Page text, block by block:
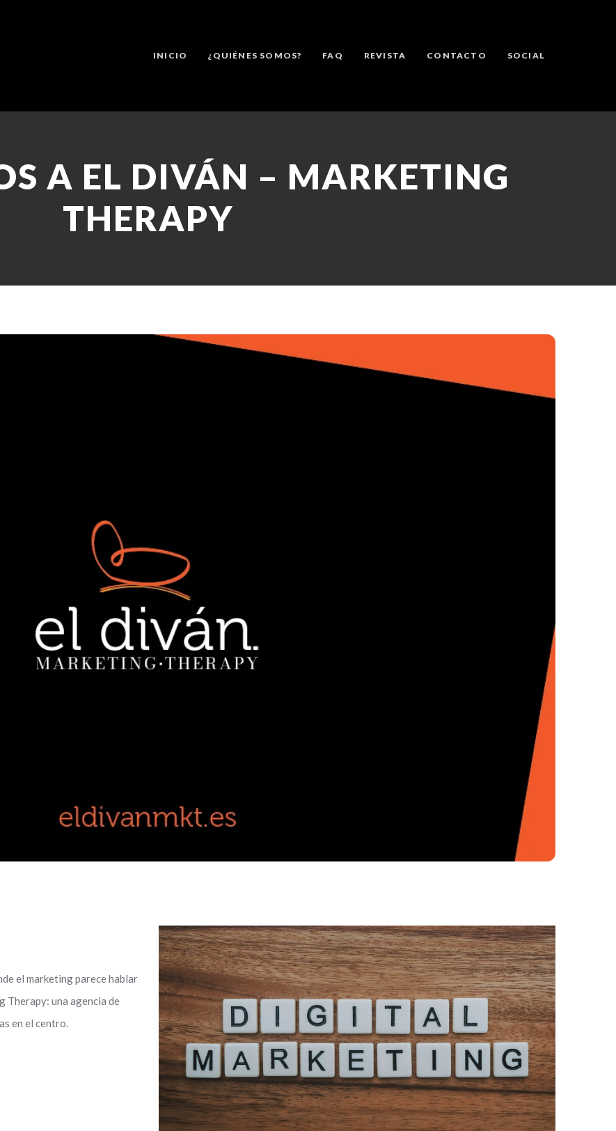
INICIO ¿QUIÉNES SOMOS? FAQ REVISTA CONTACTO SOCIAL
A EL DIVÁN – MARKETING
THERAPY
el marketing parece hablar
Therapy: una agencia de
en el centro.